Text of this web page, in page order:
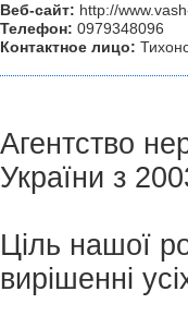
Веб-сайт: http://
Телефон: 0979348096
Контактное лицо:
Агентство
України з
Ціль нашої
вирішенні